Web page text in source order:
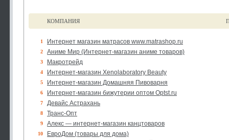
КОМПАНИЯ
1 Интернет магазин матрасов www.matrashop.ru
2 Аниме Мир (Интернет-магазин аниме товаров)
3 Макротрейд
4 Интернет-магазин Xenolaboratory Beauty
5 Интернет-магазин Домашняя Пивоварня
6 Интернет-магазин бижутерии оптом Optst.ru
7 Девайс Астрахань
8 Транс-Опт
9 Алекс — интернет-магазин канцтоваров
10 ЕвроДом (товары для дома)